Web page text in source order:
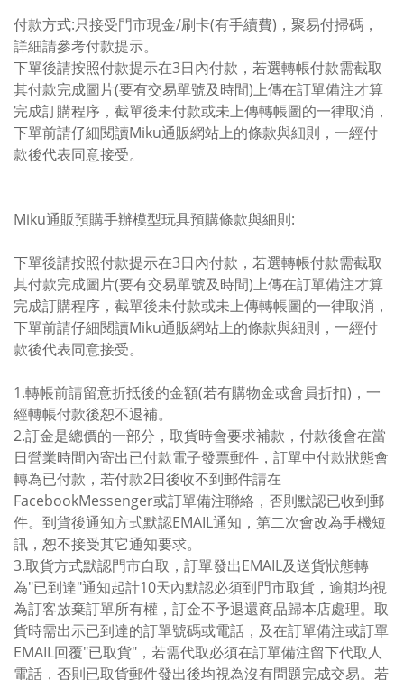
付款方式:只接受門市現金/刷卡(有手續費)，聚易付掃碼，
詳細請參考付款提示。
下單後請按照付款提示在3日內付款，若選轉帳付款需截取
其付款完成圖片(要有交易單號及時間)上傳在訂單備注才算
完成訂購程序，截單後未付款或未上傳轉帳圖的一律取消，
下單前請仔細閱讀Miku通販網站上的條款與細則，一經付
款後代表同意接受。
Miku通販預購手辦模型玩具預購條款與細則:
下單後請按照付款提示在3日內付款，若選轉帳付款需截取
其付款完成圖片(要有交易單號及時間)上傳在訂單備注才算
完成訂購程序，截單後未付款或未上傳轉帳圖的一律取消，
下單前請仔細閱讀Miku通販網站上的條款與細則，一經付
款後代表同意接受。
1.轉帳前請留意折抵後的金額(若有購物金或會員折扣)，一
經轉帳付款後恕不退補。
2.訂金是總價的一部分，取貨時會要求補款，付款後會在當
日營業時間內寄出已付款電子發票郵件，訂單中付款狀態會
轉為已付款，若付款2日後收不到郵件請在
FacebookMessenger或訂單備注聯絡，否則默認已收到郵
件。到貨後通知方式默認EMAIL通知，第二次會改為手機短
訊，恕不接受其它通知要求。
3.取貨方式默認門市自取，訂單發出EMAIL及送貨狀態轉
為"已到達"通知起計10天內默認必須到門市取貨，逾期均視
為訂客放棄訂單所有權，訂金不予退還商品歸本店處理。取
貨時需出示已到達的訂單號碼或電話，及在訂單備注或訂單
EMAIL回覆"已取貨"，若需代取必須在訂單備注留下代取人
電話，否則已取貨郵件發出後均視為沒有問題完成交易。若